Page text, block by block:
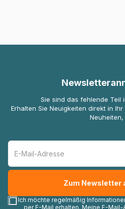
Sie sind das fehlende Teil
Erhalten Sie Neuigkeiten direkt in
Ich möchte regelmäßig
per E-Mail erhalten. Meine E-